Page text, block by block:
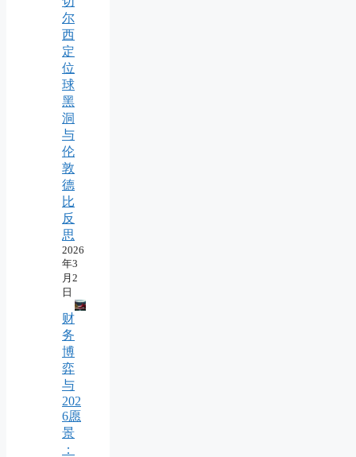
尔
西
定
位
球
黑
洞
与
伦
敦
德
比
反
思
2026
年3
月2
日
财
务
博
弈
与
202
6愿
景
：